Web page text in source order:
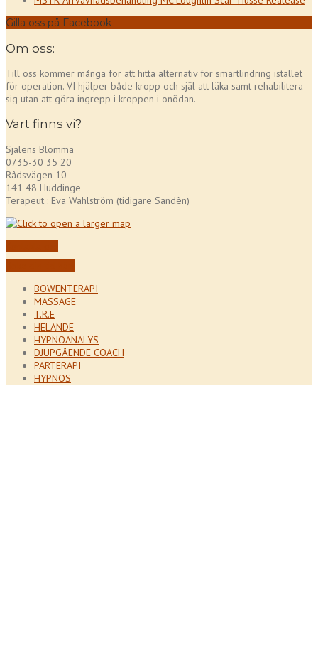
Gilla oss på Facebook
Om oss:
Till oss kommer många för att hitta alternativ för smärtlindring istället
för operation. VI hjälper både kropp och själ att läka samt rehabilitera
sig utan att göra ingrepp i kroppen i onödan.
Vart finns vi?
Själens Blomma
0735-30 35 20
Rådsvägen 10
141 48 Huddinge
Terapeut : Eva Wahlström (tidigare Sandèn)
BOWENTERAPI
MASSAGE
T.R.E
HELANDE
HYPNOANALYS
DJUPGÅENDE COACH
PARTERAPI
HYPNOS